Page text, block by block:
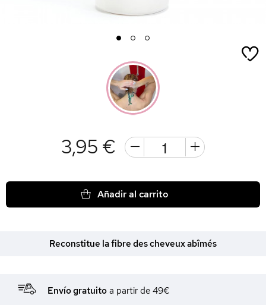
1 2 3
3,95 €
Añadir al carrito
Reconstitue la fibre des cheveux abîmés
Envío gratuito a partir de 49€